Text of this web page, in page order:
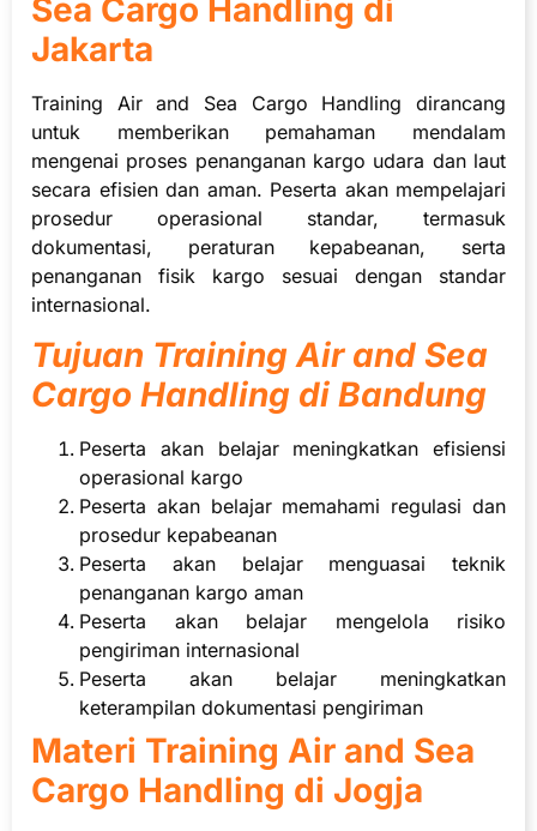
Sea Cargo Handling di
Jakarta
Training Air and Sea Cargo Handling dirancang
untuk memberikan pemahaman mendalam
mengenai proses penanganan kargo udara dan laut
secara efisien dan aman. Peserta akan mempelajari
prosedur operasional standar, termasuk
dokumentasi, peraturan kepabeanan, serta
penanganan fisik kargo sesuai dengan standar
internasional.
Tujuan Training Air and Sea
Cargo Handling di Bandung
Peserta akan belajar meningkatkan efisiensi
operasional kargo
Peserta akan belajar memahami regulasi dan
prosedur kepabeanan
Peserta akan belajar menguasai teknik
penanganan kargo aman
Peserta akan belajar mengelola risiko
pengiriman internasional
Peserta akan belajar meningkatkan
keterampilan dokumentasi pengiriman
Materi Training Air and Sea
Cargo Handling di Jogja